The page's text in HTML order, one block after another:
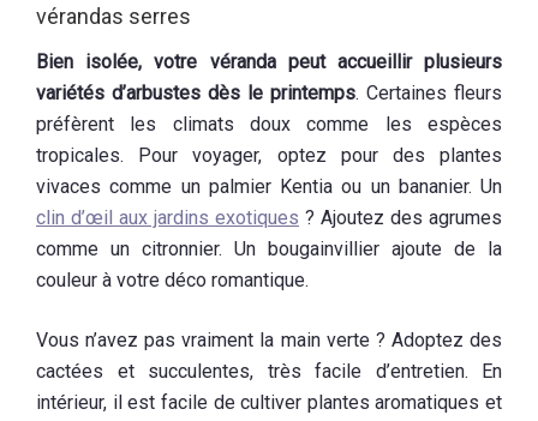
vérandas serres
Bien isolée, votre véranda peut accueillir plusieurs
variétés d’arbustes dès le printemps. Certaines fleurs
préfèrent les climats doux comme les espèces
tropicales. Pour voyager, optez pour des plantes
vivaces comme un palmier Kentia ou un bananier. Un
clin d’œil aux jardins exotiques ? Ajoutez des agrumes
comme un citronnier. Un bougainvillier ajoute de la
couleur à votre déco romantique.
Vous n’avez pas vraiment la main verte ? Adoptez des
cactées et succulentes, très facile d’entretien. En
intérieur, il est facile de cultiver plantes aromatiques et